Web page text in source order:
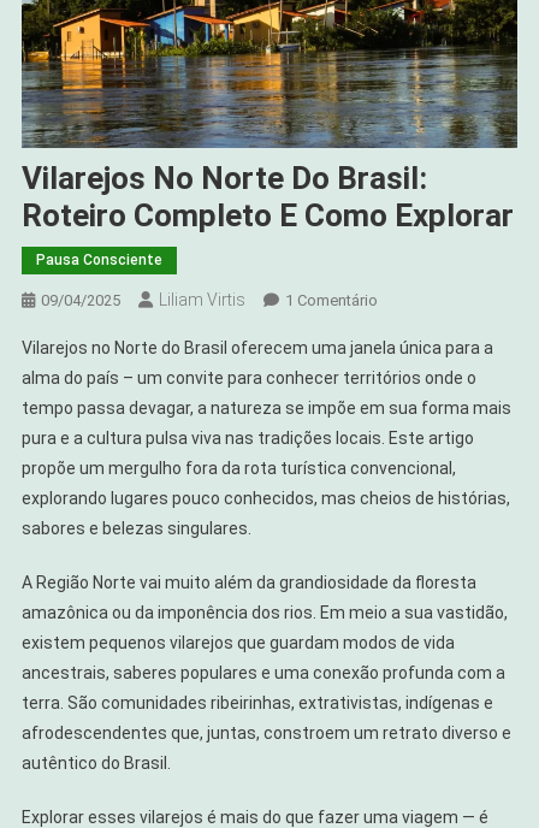
Vilarejos No Norte Do Brasil:
Roteiro Completo E Como Explorar
Pausa Consciente
09/04/2025 Liliam Virtis 1 ComentárioEm
No
Norte
Do
Brasil:
Roteiro
Completo
Explorar
Vilarejos no Norte do Brasil oferecem uma janela única para a
alma do país – um convite para conhecer territórios onde o
tempo passa devagar, a natureza se impõe em sua forma mais
pura e a cultura pulsa viva nas tradições locais. Este artigo
propõe um mergulho fora da rota turística convencional,
explorando lugares pouco conhecidos, mas cheios de histórias,
sabores e belezas singulares.
A Região Norte vai muito além da grandiosidade da floresta
amazônica ou da imponência dos rios. Em meio a sua vastidão,
existem pequenos vilarejos que guardam modos de vida
ancestrais, saberes populares e uma conexão profunda com a
terra. São comunidades ribeirinhas, extrativistas, indígenas e
afrodescendentes que, juntas, constroem um retrato diverso e
autêntico do Brasil.
Explorar esses vilarejos é mais do que fazer uma viagem — é